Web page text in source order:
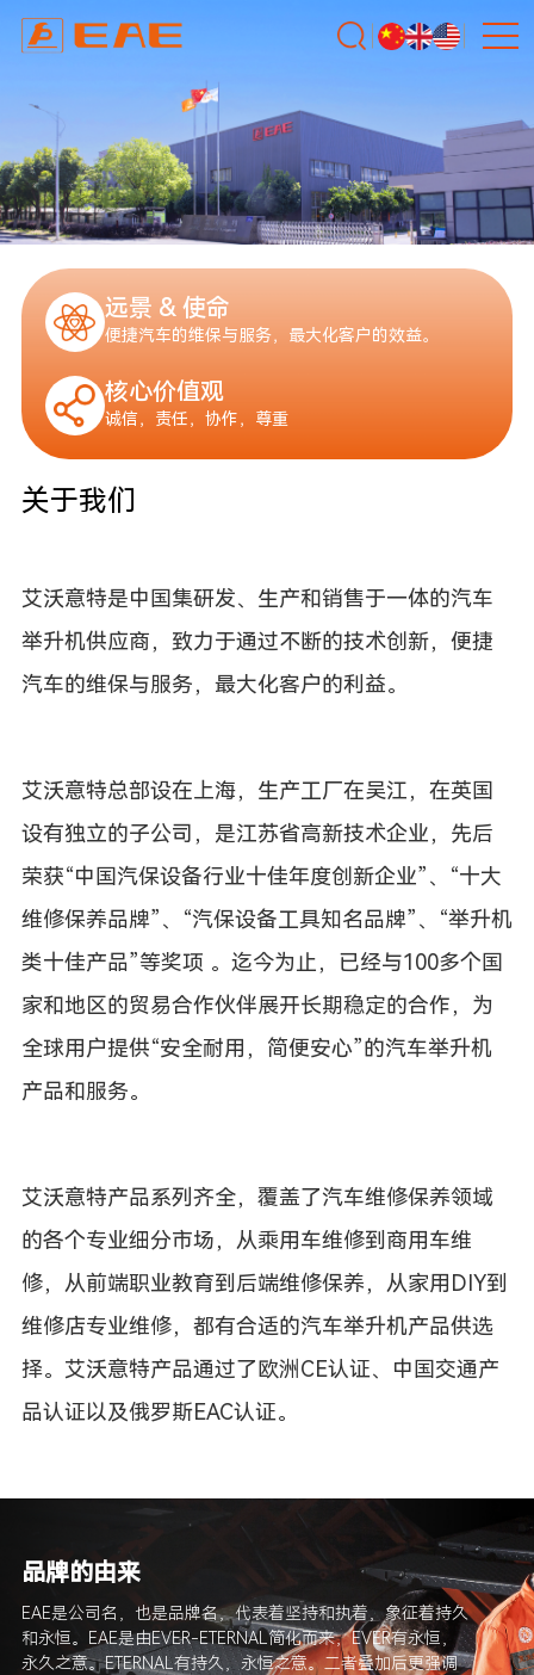
远景 & 使命
便捷汽车的维保与服务，最大化客户的效益。
核心价值观
诚信，责任，协作，尊重
关于我们
艾沃意特是中国集研发、生产和销售于一体的汽车
举升机供应商，致力于通过不断的技术创新，便捷
汽车的维保与服务，最大化客户的利益。
艾沃意特总部设在上海，生产工厂在吴江，在英国
设有独立的子公司，是江苏省高新技术企业，先后
荣获“中国汽保设备行业十佳年度创新企业”、“十大
维修保养品牌”、“汽保设备工具知名品牌”、“举升机
类十佳产品”等奖项 。迄今为止，已经与100多个国
家和地区的贸易合作伙伴展开长期稳定的合作，为
全球用户提供“安全耐用，简便安心”的汽车举升机
产品和服务。
艾沃意特产品系列齐全，覆盖了汽车维修保养领域
的各个专业细分市场，从乘用车维修到商用车维
修，从前端职业教育到后端维修保养，从家用DIY到
维修店专业维修，都有合适的汽车举升机产品供选
择。 艾沃意特产品通过了欧洲CE认证、中国交通产
品认证以及俄罗斯EAC认证。
品牌的由来
EAE是公司名，也是品牌名，代表着坚持和执着，象征着持久
和永恒。EAE是由EVER-ETERNAL简化而来，EVER有永恒，
永久之意。ETERNAL有持久，永恒之意。二者叠加后更强调